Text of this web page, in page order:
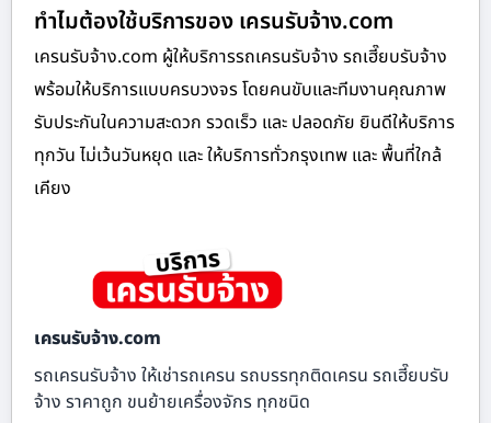
ทำไมต้องใช้บริการของ เครนรับจ้าง.com
เครนรับจ้าง.com ผู้ให้บริการรถเครนรับจ้าง รถเฮี๊ยบรับจ้าง
พร้อมให้บริการแบบครบวงจร โดยคนขับและทีมงานคุณภาพ
รับประกันในความสะดวก รวดเร็ว และ ปลอดภัย ยินดีให้บริการ
ทุกวัน ไม่เว้นวันหยุด และ ให้บริการทั่วกรุงเทพ และ พื้นที่ใกล้
เคียง
เครนรับจ้าง.com
รถเครนรับจ้าง ให้เช่ารถเครน รถบรรทุกติดเครน รถเฮี๊ยบรับ
จ้าง ราคาถูก ขนย้ายเครื่องจักร ทุกชนิด